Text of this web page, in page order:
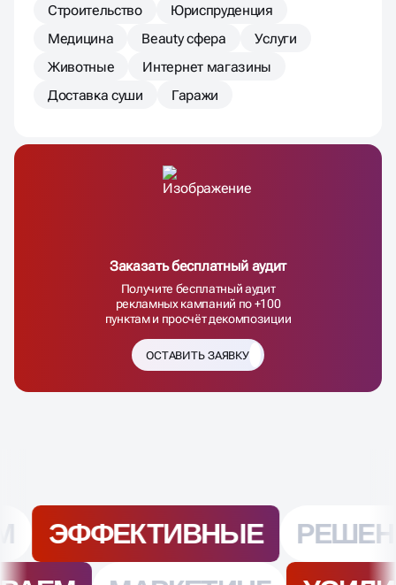
Строительство
Юриспруденция
Медицина
Beauty сфера
Услуги
Животные
Интернет магазины
Доставка суши
Гаражи
Заказать бесплатный аудит
Получите бесплатный аудит
рекламных кампаний по +100
пунктам и просчёт декомпозиции
ОСТАВИТЬ ЗАЯВКУ